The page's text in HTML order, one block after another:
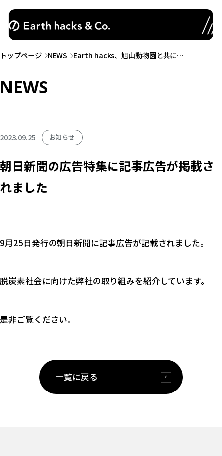
トップページ NEWS Earth hacks、旭山動物園と共に…
NEWS
2023.09.25 お知らせ
朝日新聞の広告特集に記事広告が掲載さ
れました
9月25日発行の朝日新聞に記事広告が記載されました。
脱炭素社会に向けた弊社の取り組みを紹介しています。
是非ご覧ください。
一覧に戻る